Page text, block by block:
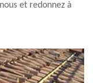
et redonnez à